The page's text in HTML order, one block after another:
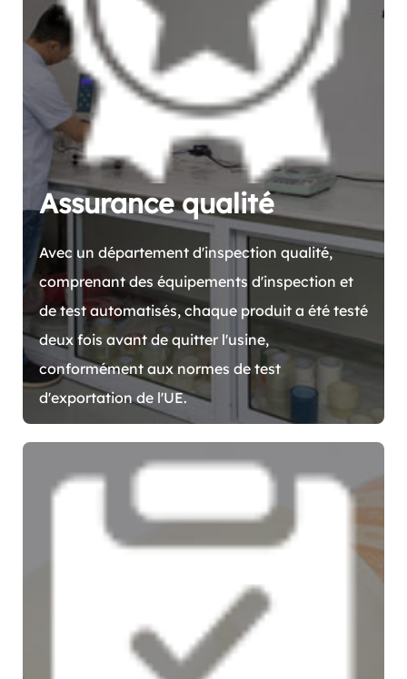
Assurance qualité
Avec un département d'inspection qualité,
comprenant des équipements d'inspection et
de test automatisés, chaque produit a été testé
deux fois avant de quitter l'usine,
conformément aux normes de test
d'exportation de l'UE.